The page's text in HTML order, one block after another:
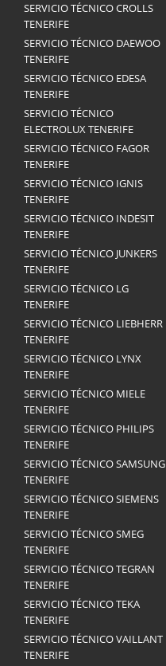
SERVICIO TÉCNICO CROLLS
TENERIFE
SERVICIO TÉCNICO DAEWOO
TENERIFE
SERVICIO TÉCNICO EDESA
TENERIFE
SERVICIO TÉCNICO
ELECTROLUX TENERIFE
SERVICIO TÉCNICO FAGOR
TENERIFE
SERVICIO TÉCNICO IGNIS
TENERIFE
SERVICIO TÉCNICO INDESIT
TENERIFE
SERVICIO TÉCNICO JUNKERS
TENERIFE
SERVICIO TÉCNICO LG
TENERIFE
SERVICIO TÉCNICO LIEBHERR
TENERIFE
SERVICIO TÉCNICO LYNX
TENERIFE
SERVICIO TÉCNICO MIELE
TENERIFE
SERVICIO TÉCNICO PHILIPS
TENERIFE
SERVICIO TÉCNICO SAMSUNG
TENERIFE
SERVICIO TÉCNICO SIEMENS
TENERIFE
SERVICIO TÉCNICO SMEG
TENERIFE
SERVICIO TÉCNICO TEGRAN
TENERIFE
SERVICIO TÉCNICO TEKA
TENERIFE
SERVICIO TÉCNICO VAILLANT
TENERIFE